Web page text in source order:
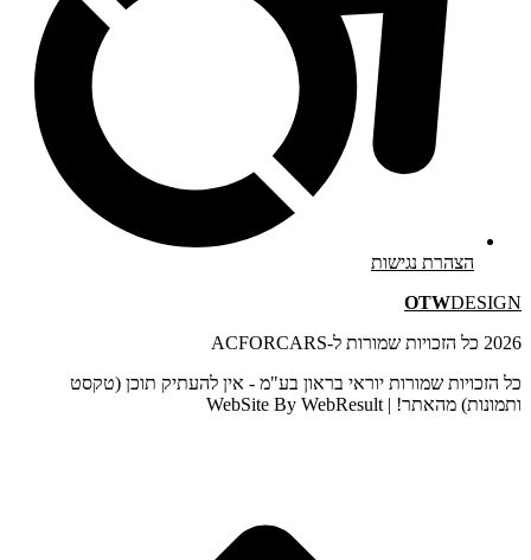
הצהרת נגישות
OTWDESIGN
2026 כל הזכויות שמורות ל-ACFORCARS
כל הזכויות שמורות יוראי בראון בע"מ - אין להעתיק תוכן (טקסט
ותמונות) מהאתר! | WebSite By WebResult